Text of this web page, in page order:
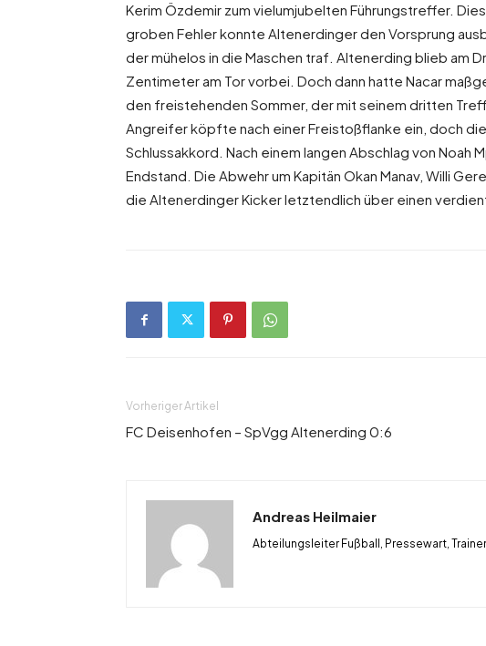
Kerim Özdemir zum vielumjubelten Führungstreffer.
groben Fehler konnte Altenerdinger den Vorsprung
der mühelos in die Maschen traf. Altenerding blieb am
Zentimeter am Tor vorbei. Doch dann hatte Nacar
den freistehenden Sommer, der mit seinem dritten
Angreifer köpfte nach einer Freistoßflanke ein, doch
Schlussakkord. Nach einem langen Abschlag von Noah
Endstand. Die Abwehr um Kapitän Okan Manav, Willi
die Altenerdinger Kicker letztendlich über einen
Vorheriger Artikel
FC Deisenhofen – SpVgg Altenerding 0:6
Andreas Heilmaier
Abteilungsleiter Fußball, Pressewart,